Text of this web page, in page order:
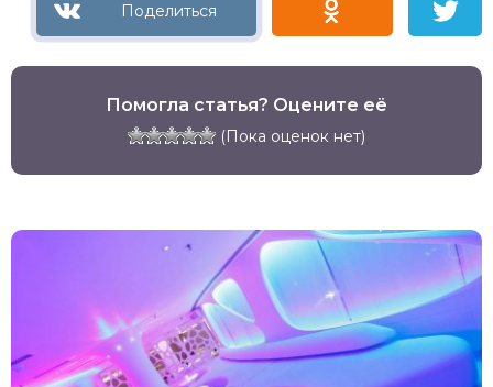
Помогла статья? Оцените её
(Пока оценок нет)